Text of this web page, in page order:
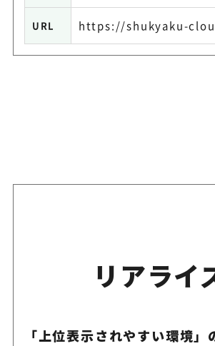
URL https://shukyaku-
リアライ
「上位表示されやすい環境」